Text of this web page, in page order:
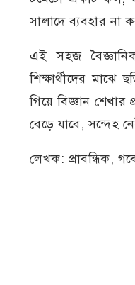
সালাদে ব্যবহার না
এই সহজ
শিক্ষার্থীদের মাঝে
গিয়ে বিজ্ঞান
বেড়ে যাবে, সন্দেহ
লেখক: প্রাবন্ধিক,